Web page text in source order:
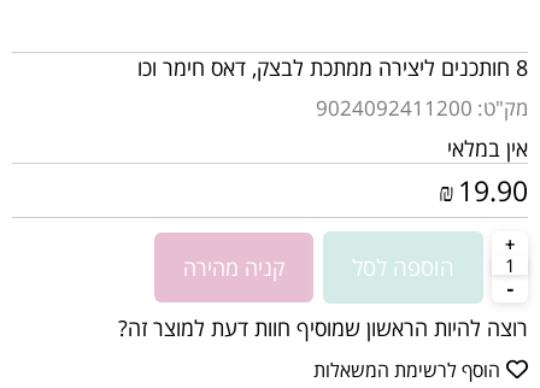
8 חותכנים ליצירה ממתכת לבצק, דאס חימר וכו
מק"ט: 9024092411200
אין במלאי
₪ 19.90
הוספה לסל קניה מהירה
רוצה להיות הראשון שמוסיף חוות דעת למוצר זה?
הוסף לרשימת המשאלות